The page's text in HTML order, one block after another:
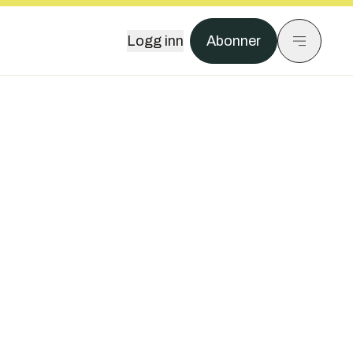
Logg inn Abonner